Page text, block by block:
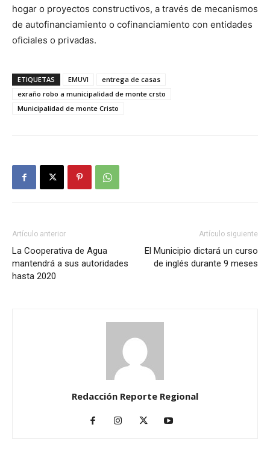
hogar o proyectos constructivos, a través de mecanismos
de autofinanciamiento o cofinanciamiento con entidades
oficiales o privadas.
ETIQUETAS EMUVI
entrega de casas
exraño robo a municipalidad de monte crsto
Municipalidad de monte Cristo
Artículo anterior
La Cooperativa de Agua
mantendrá a sus autoridades
hasta 2020
Artículo siguiente
El Municipio dictará un curso
de inglés durante 9 meses
Redacción Reporte Regional